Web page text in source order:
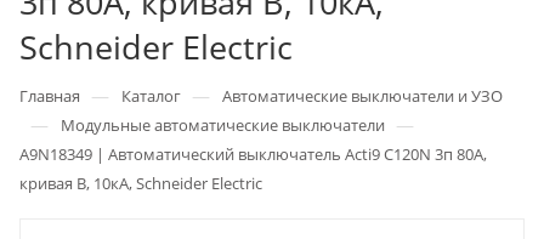
Schneider Electric
Главная — Каталог — Автоматические выключатели и УЗО
— Модульные автоматические выключатели —
A9N18349 | Автоматический выключатель Acti9 C120N 3п 80А,
кривая B, 10кА, Schneider Electric